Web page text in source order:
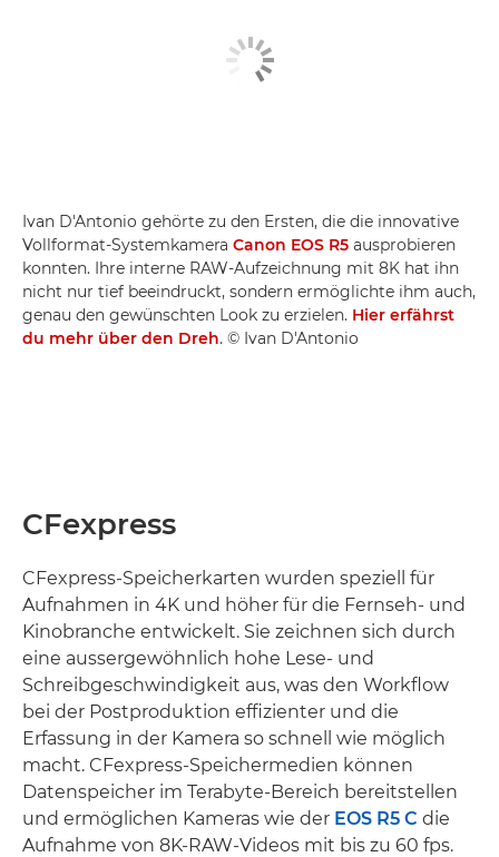
Ivan D'Antonio gehörte zu den Ersten, die die innovative
Vollformat-Systemkamera Canon EOS R5 ausprobieren
konnten. Ihre interne RAW-Aufzeichnung mit 8K hat ihn
nicht nur tief beeindruckt, sondern ermöglichte ihm auch,
genau den gewünschten Look zu erzielen. Hier erfährst
du mehr über den Dreh. © Ivan D'Antonio
CFexpress
CFexpress-Speicherkarten wurden speziell für
Aufnahmen in 4K und höher für die Fernseh- und
Kinobranche entwickelt. Sie zeichnen sich durch
eine aussergewöhnlich hohe Lese- und
Schreibgeschwindigkeit aus, was den Workflow
bei der Postproduktion effizienter und die
Erfassung in der Kamera so schnell wie möglich
macht. CFexpress-Speichermedien können
Datenspeicher im Terabyte-Bereich bereitstellen
und ermöglichen Kameras wie der EOS R5 C die
Aufnahme von 8K-RAW-Videos mit bis zu 60 fps.